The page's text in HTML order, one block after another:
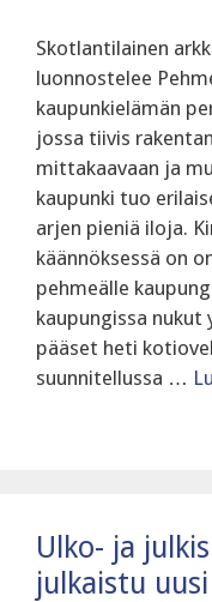
Skotlantilainen
luonnostelee
kaupunkielämän
jossa tiivis
mittakaavaan ja
kaupunki tuo
arjen pieniä iloja.
käännöksessä on
pehmeälle
kaupungissa nukut
pääset heti
suunnitellussa …
Ulko- ja
julkaistu